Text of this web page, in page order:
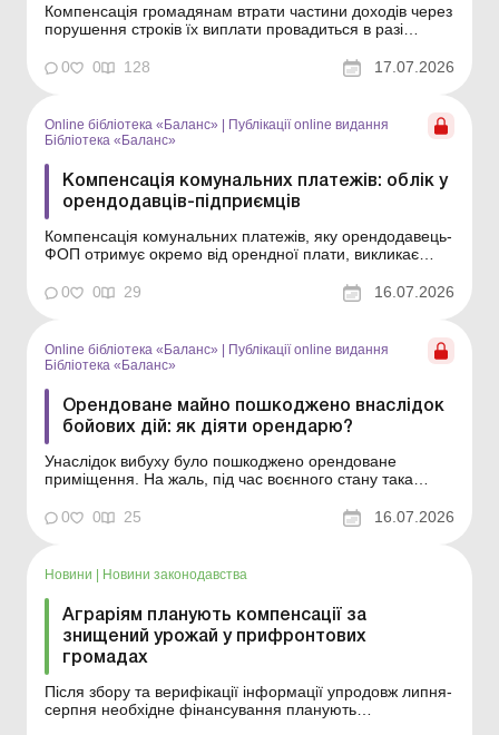
Компенсація громадянам втрати частини доходів через
порушення строків їх виплати провадиться в разі
календарних місяців відповідно до Порядку,
затвердженого постановою КМУ від 21.02.2001 № 159.
нарахованого, але не ви...
0 0 128 17.07.2026
Online бібліотека «Баланс» | Публікації online видання
Бібліотека «Баланс»
Компенсація комунальних платежів: облік у
орендодавців-підприємців
Компенсація комунальних платежів, яку орендодавець-
ФОП отримує окремо від орендної плати, викликає
з’ясуємо, чи вважається таке відшкодування доходом
підприємця, наскільки обґрунтованою є позиція
0 0 29 16.07.2026
Online бібліотека «Баланс»
Публікації online видання
Бібліотека «Баланс»
Орендоване майно пошкоджено внаслідок
бойових дій: як діяти орендарю?
Унаслідок вибуху було пошкоджено орендоване
приміщення. На жаль, під час воєнного стану така
поради орендарю, як діяти в такому разі. Бібліотека
Баланс № 13 «Оренда нерухомості: укладення
0 0 25 16.07.2026
Новини Новини законодавства
Аграріям планують компенсації за
знищений урожай у прифронтових
громадах
Після збору та верифікації інформації упродовж липня-
серпня необхідне фінансування планують